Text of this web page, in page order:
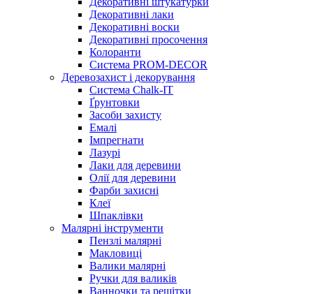
Декоративні лаки
Декоративні воски
Декоративні просочення
Колоранти
Система PROM-DECOR
Деревозахист і декорування
Система Chalk-IT
Ґрунтовки
Засоби захисту
Емалі
Імпрегнати
Лазурі
Лаки для деревини
Олії для деревини
Фарби захисні
Клеї
Шпаклівки
Малярні інструменти
Пензлі малярні
Макловиці
Валики малярні
Ручки для валиків
Ванночки та решітки